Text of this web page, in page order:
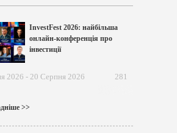
InvestFest 2026: найбільша
онлайн-конференція про
інвестиції
2026 - 20 Серпня 2026
281
>>